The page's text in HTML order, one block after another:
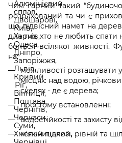
Чим гарний такий
розрахований та чи є
що підвісний намет на
для тих, хто не любить спати
боїться всілякої живності.
на:
можливості розташувати
місцях: над водою,
скелях - де є дерева;
простому встановленні;
водостійкості та захисту
м'якій підлозі, рівній та